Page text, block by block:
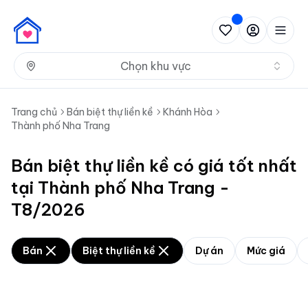
Chọn khu vực
Trang chủ Bán biệt thự liền kề
Khánh Hòa
Thành phố Nha Trang
Bán biệt thự liền kề có giá tốt nhất
tại Thành phố Nha Trang -
T8/2026
Bán Biệt thự liền kề Dự án Mức giá